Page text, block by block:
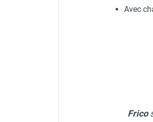
Rideau d'air chaud pour
Parasol chauffant et
Avec
Frico